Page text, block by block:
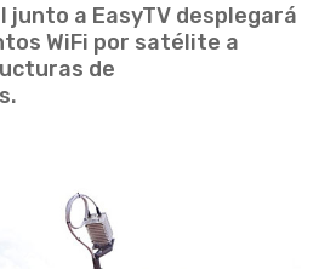
junto a EasyTV desplegará
WiFi por satélite a
de